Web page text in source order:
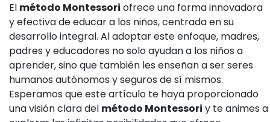
El método Montessori ofrece una forma innovadora
y efectiva de educar a los niños, centrada en su
desarrollo integral. Al adoptar este enfoque, madres,
padres y educadores no solo ayudan a los niños a
aprender, sino que también les enseñan a ser seres
humanos autónomos y seguros de sí mismos.
Esperamos que este artículo te haya proporcionado
una visión clara del método Montessori y te animes a